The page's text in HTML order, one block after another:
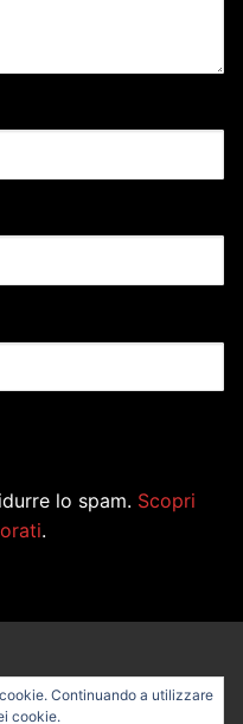
lo spam. Scopri
.
Continuando a utilizzare
cookie.